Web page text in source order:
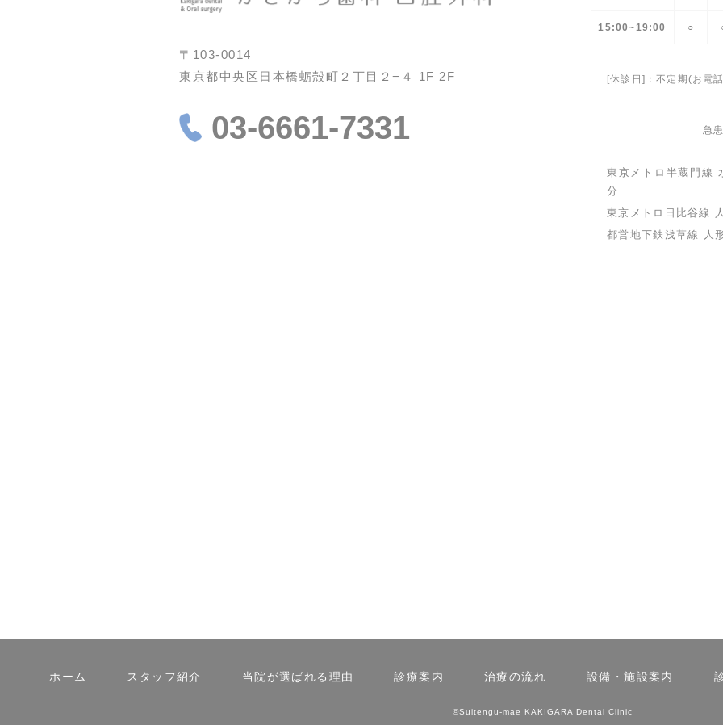
〒103-0014
東京都中央区日本橋蛎殻町２丁目２−４ 1F 2F
03-6661-7331
15:00~19:00
○
[休診日]：不定期(お電
急
東京メトロ半蔵門
分
東京メトロ日比谷線
都営地下鉄浅草線
ホーム スタッフ紹介 当院が選ばれる理由 診療案内 治療の流れ 設備・施設案内
©Suitengu-mae KAKIGARA Dental Clinic